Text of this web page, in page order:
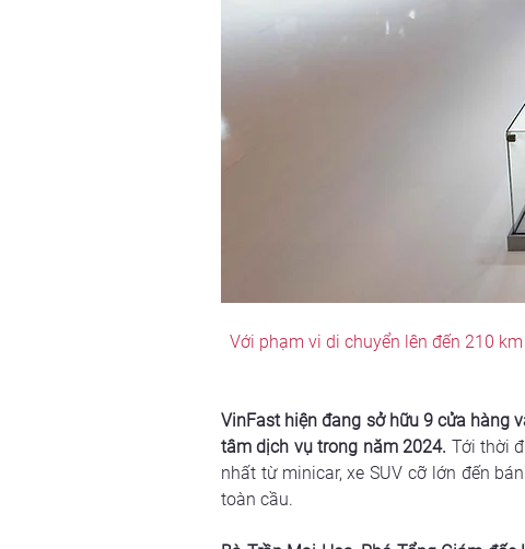
Với phạm vi di chuyển lên đến 210
VinFast hiện đang sở hữu 9 cửa hàng
tâm dịch vụ trong năm 2024. Tới thời
nhất từ minicar, xe SUV cỡ lớn đến
toàn cầu.